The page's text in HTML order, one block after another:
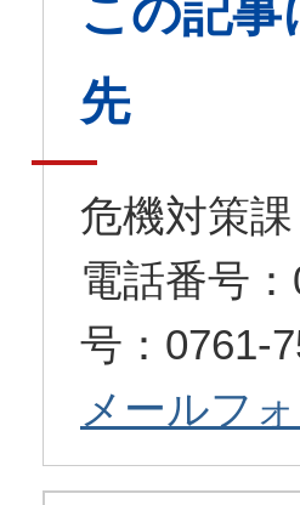
この記
先
危機対策課
電話番号
号：0761-
メールフ